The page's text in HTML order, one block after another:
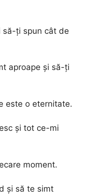
să-ți spun cât de
aproape și să-ți
este o eternitate.
și tot ce-mi
moment.
și să te simt